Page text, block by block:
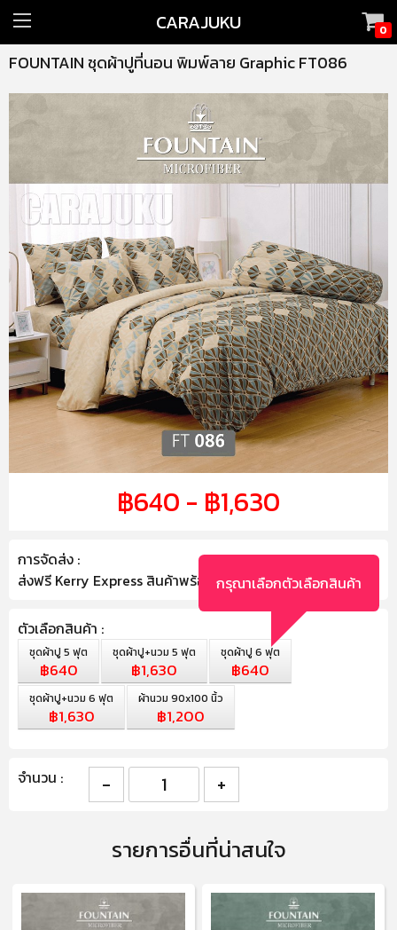
CARAJUKU 0
FOUNTAIN ชุดผ้าปูที่นอน พิมพ์ลาย Graphic FT086
฿640 - ฿1,630
การจัดส่ง :
ส่งฟรี Kerry Express สินค้าพร้อมส่ง ถึงภายใน 2-3 วัน
ตัวเลือกสินค้า :
กรุณาเลือกตัวเลือกสินค้า
ชุดผ้าปู 5 ฟุต
฿640
ชุดผ้าปู+นวม 5 ฟุต
฿1,630
ชุดผ้าปู 6 ฟุต
฿640
ชุดผ้าปู+นวม 6 ฟุต
฿1,630
ผ้านวม 90x100 นิ้ว
฿1,200
จำนวน :
รายการอื่นที่น่าสนใจ